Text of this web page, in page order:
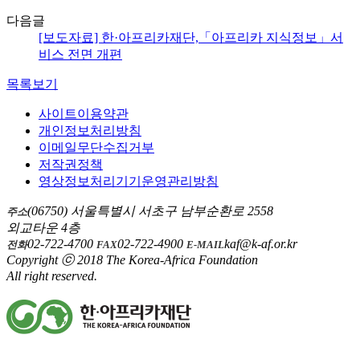
다음글
[보도자료] 한·아프리카재단,「아프리카 지식정보」서
비스 전면 개편
목록보기
사이트이용약관
개인정보처리방침
이메일무단수집거부
저작권정책
영상정보처리기기운영관리방침
주소(06750) 서울특별시 서초구 남부순환로 2558
외교타운 4층
전화02-722-4700 FAX02-722-4900 E-MAILkaf@k-af.or.kr
Copyright ⓒ 2018 The Korea-Africa Foundation
All right reserved.